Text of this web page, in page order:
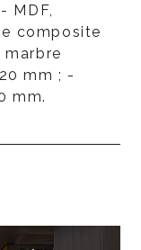
MDF,
composite
mm ; -
mm.